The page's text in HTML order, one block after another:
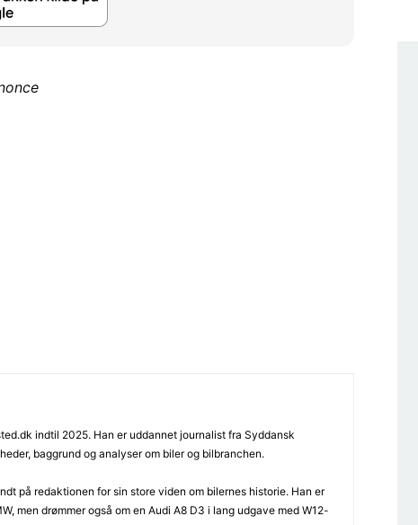
indtil 2025. Han er uddannet journalist fra Syddansk
baggrund og analyser om biler og bilbranchen.
på redaktionen for sin store viden om bilernes historie. Han er
men drømmer også om en Audi A8 D3 i lang udgave med W12-